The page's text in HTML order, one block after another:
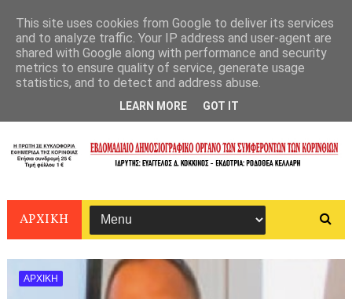
ΑΡΧΙΚΗ
ΑΡΧΙΚΗ
This site uses cookies from Google to deliver its services
and to analyze traffic. Your IP address and user-agent are
shared with Google along with performance and security
metrics to ensure quality of service, generate usage
statistics, and to detect and address abuse.
LEARN MORE GOT IT